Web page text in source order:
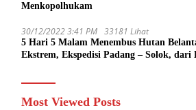
Menkopolhukam
30/12/2022 3:41 PM 33181 Lihat
5 Hari 5 Malam Menembus Hutan
Ekstrem, Ekspedisi Padang – Solok, dari
Most Viewed Posts